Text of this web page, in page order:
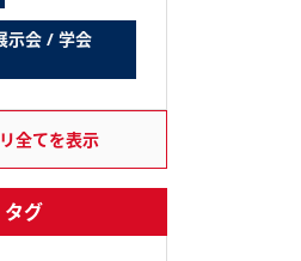
会 / 学会
全てを表示
タグ